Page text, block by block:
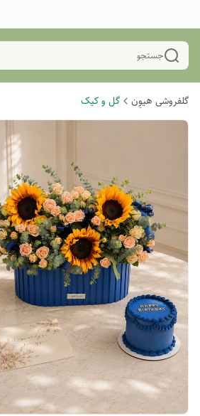
جستجو
گلفروشی هیوِن گل و کیک